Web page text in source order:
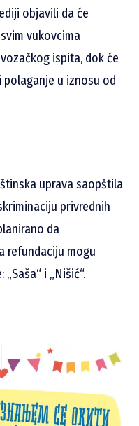
objavili da će
vukovcima
ispita, dok će
u iznosu od
uprava saopštila
privrednih
da
refundaciju mogu
i „Nišić“.